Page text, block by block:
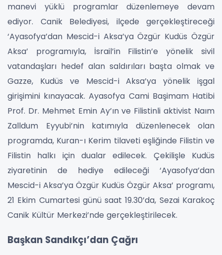
manevi yüklü programlar düzenlemeye devam
ediyor. Canik Belediyesi, ilçede gerçekleştireceği
‘Ayasofya’dan Mescid-i Aksa’ya Özgür Kudüs Özgür
Aksa’ programıyla, İsrail’in Filistin’e yönelik sivil
vatandaşları hedef alan saldırıları başta olmak ve
Gazze, Kudüs ve Mescid-i Aksa’ya yönelik işgal
girişimini kınayacak. Ayasofya Cami Başimam Hatibi
Prof. Dr. Mehmet Emin Ay’ın ve Filistinli aktivist Naım
Zalldum Eyyubi’nin katımıyla düzenlenecek olan
programda, Kuran-ı Kerim tilaveti eşliğinde Filistin ve
Filistin halkı için dualar edilecek. Çekilişle Kudüs
ziyaretinin de hediye edileceği ‘Ayasofya’dan
Mescid-i Aksa’ya Özgür Kudüs Özgür Aksa’ programı,
21 Ekim Cumartesi günü saat 19.30’da, Sezai Karakoç
Canik Kültür Merkezi’nde gerçekleştirilecek.
Başkan Sandıkçı’dan Çağrı